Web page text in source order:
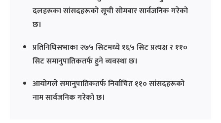
दलहरूका सांसदहरूको सूची सोमबार सार्वजनिक गरेको
छ।
प्रतिनिधिसभाका २७५ सिटमध्ये १६५ सिट प्रत्यक्ष र ११०
सिट समानुपातिकतर्फ हुने व्यवस्था छ।
आयोगले समानुपातिकतर्फ निर्वाचित ११० सांसदहरूको
नाम सार्वजनिक गरेको छ।